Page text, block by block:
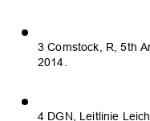
3 Comstock, R, 5th
2014.
4 DGN, Leitlinie